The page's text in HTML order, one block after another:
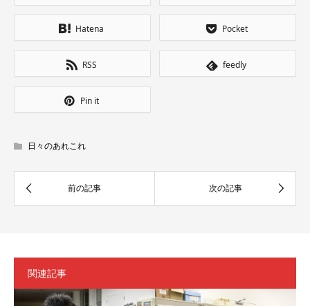
Hatena Pocket
RSS feedly
Pin it
日々のあれこれ
関連記事